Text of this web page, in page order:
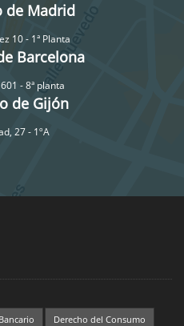
de Madrid
10 - 1ª Planta
Barcelona
- 8ª planta
de Gijón
27 - 1ºA
Derecho del Consumo